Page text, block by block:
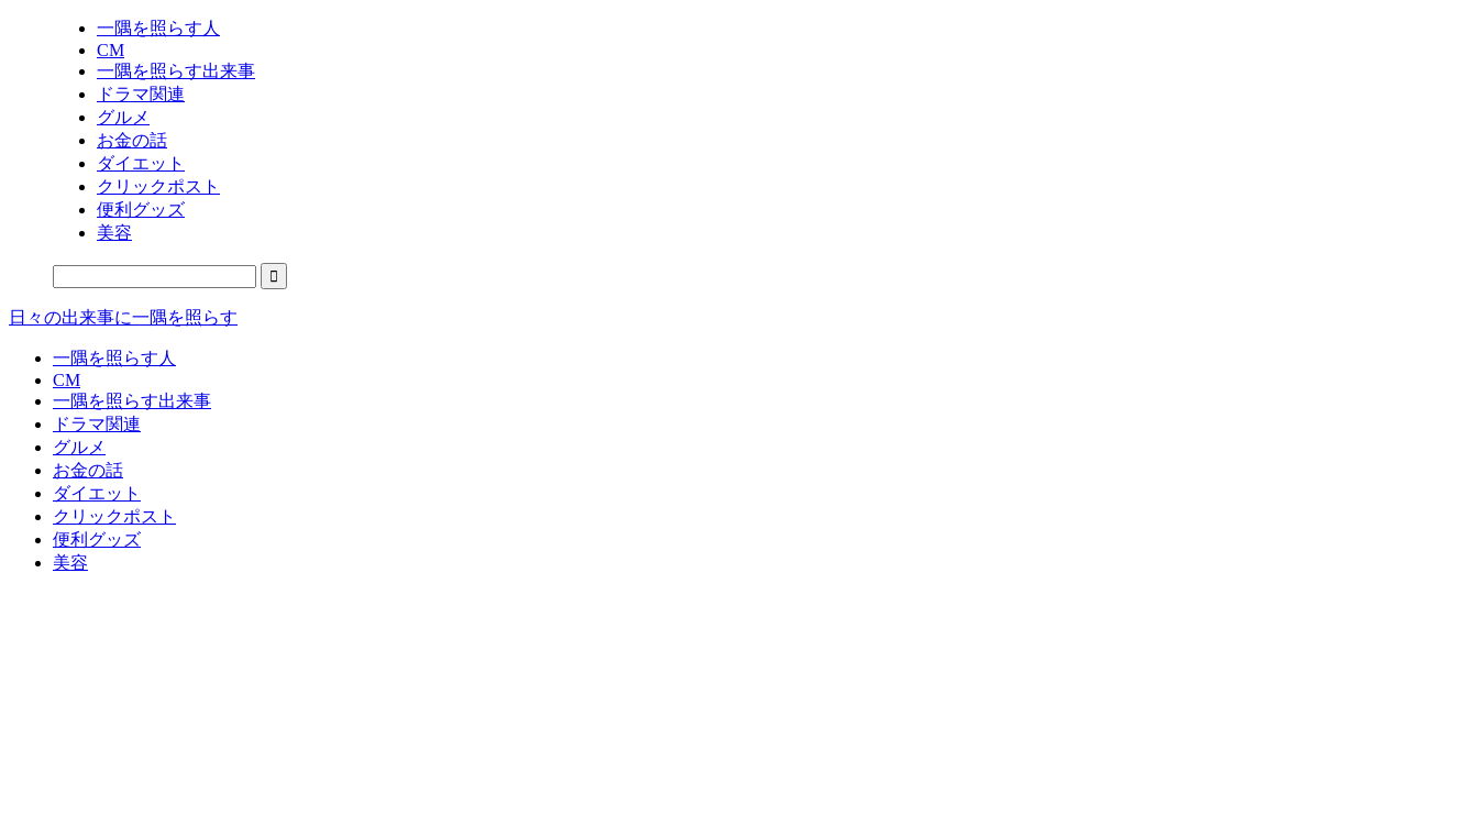
一隅を照らす人
CM
一隅を照らす出来事
ドラマ関連
グルメ
お金の話
ダイエット
クリックポスト
便利グッズ
美容
日々の出来事に一隅を照らす
一隅を照らす人
CM
一隅を照らす出来事
ドラマ関連
グルメ
お金の話
ダイエット
クリックポスト
便利グッズ
美容